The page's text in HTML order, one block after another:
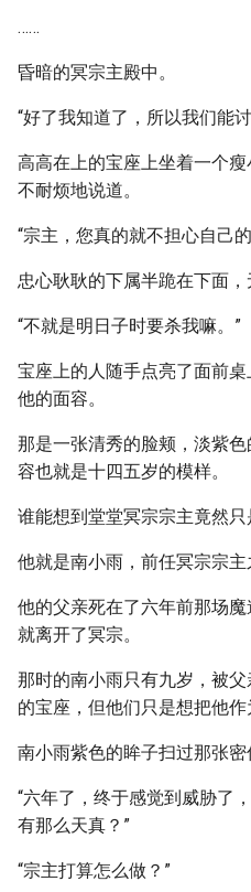
……
昏暗的冥宗主殿中。
“好了我知道了，所以我们能
高高在上的宝座上坐着一个
不耐烦地说道。
“宗主，您真的就不担心自己
忠心耿耿的下属半跪在下面，
“不就是明日子时要杀我嘛。”
宝座上的人随手点亮了面前
他的面容。
那是一张清秀的脸颊，淡紫
容也就是十四五岁的模样。
谁能想到堂堂冥宗宗主竟然只
他就是南小雨，前任冥宗宗主
他的父亲死在了六年前那场
就离开了冥宗。
那时的南小雨只有九岁，被
的宝座，但他们只是想把他作
南小雨紫色的眸子扫过那张密
“六年了，终于感觉到威胁了
有那么天真？”
“宗主打算怎么做？”